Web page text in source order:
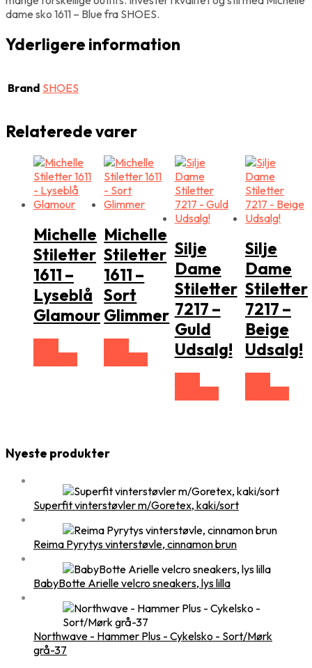
dame sko 1611 – Blue fra SHOES.
Yderligere information
Brand SHOES
Relaterede varer
Michelle
Stiletter
1611 –
Lyseblå
Glamour
Michelle
Stiletter
1611 –
Sort
Glimmer
Silje
Dame
Stiletter
7217 –
Guld
Udsalg!
Silje
Dame
Stiletter
7217 –
Beige
Udsalg!
Nyeste produkter
Superfit vinterstøvler m/Goretex, kaki/sort
Reima Pyrytys vinterstøvle, cinnamon brun
BabyBotte Arielle velcro sneakers, lys lilla
Northwave - Hammer Plus - Cykelsko - Sort/Mørk
grå-37